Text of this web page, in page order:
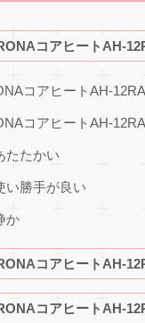
コアヒートAH-
コアヒートAH-
コアヒートAH-
たかい
勝手が良い
か
コアヒートAH-
コアヒートAH-